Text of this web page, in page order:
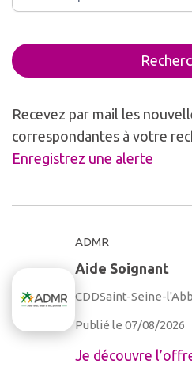
Recevez par mail les
correspondantes à votre
Enregistrez une alerte
ADMR
Aide Soignant
CDDSaint-Seine-
Publié le 07/08/2026
Je découvre